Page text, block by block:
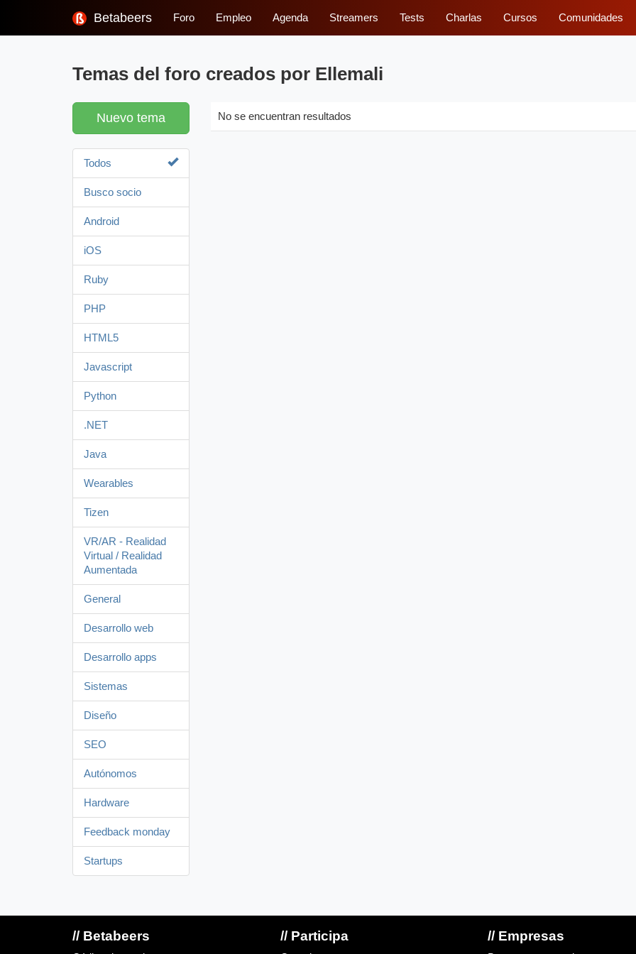
Betabeers Foro Empleo Agenda Streamers Tests Charlas Cursos Comunidades
Temas del foro creados por Ellemali
Nuevo tema
Todos
Busco socio
Android
iOS
Ruby
PHP
HTML5
Javascript
Python
.NET
Java
Wearables
Tizen
VR/AR - Realidad
Virtual / Realidad
Aumentada
General
Desarrollo web
Desarrollo apps
Sistemas
Diseño
SEO
Autónomos
Hardware
Feedback monday
Startups
No se encuentran resultados
// Betabeers // Participa // Empresas